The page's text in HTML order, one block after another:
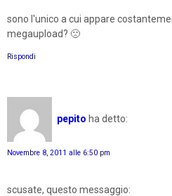
sono l'unico a cui appare
megaupload? 🙁
Rispondi
pepito ha detto:
Novembre 8, 2011 alle 6:50 pm
scusate, questo messaggio: